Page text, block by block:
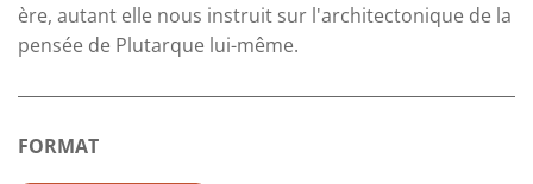
ère, autant elle nous instruit sur l'architectonique de la
pensée de Plutarque lui-même.
FORMAT